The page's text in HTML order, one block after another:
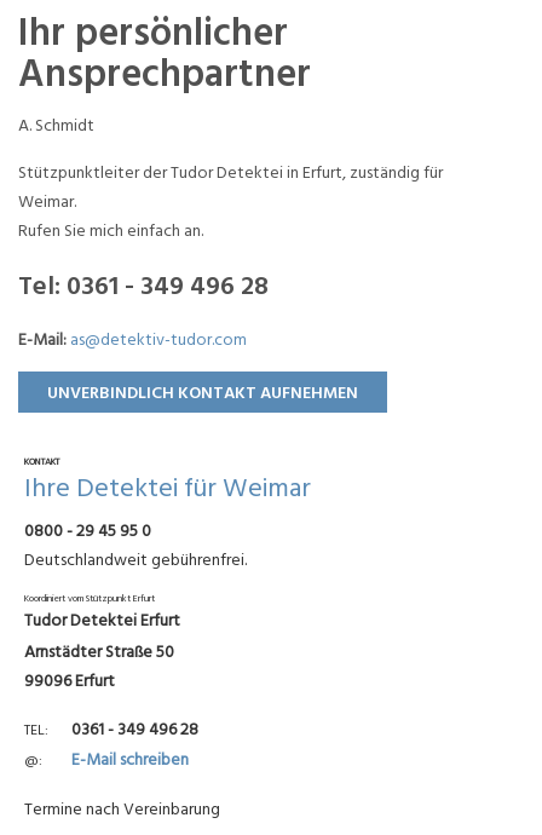
Ihr persönlicher
Ansprechpartner
A. Schmidt
Stützpunktleiter der Tudor Detektei in Erfurt, zuständig für
Weimar.
Rufen Sie mich einfach an.
Tel: 0361 - 349 496 28
E-Mail:as@detektiv-tudor.com
UNVERBINDLICH KONTAKT AUFNEHMEN
KONTAKT
Ihre Detektei für Weimar
0800 - 29 45 95 0
Deutschlandweit gebührenfrei.
Koordiniert vom Stützpunkt Erfurt
Tudor Detektei Erfurt
Arnstädter Straße 50
99096 Erfurt
TEL 0361 - 349 496 28
@
E-Mail schreiben
Termine nach Vereinbarung